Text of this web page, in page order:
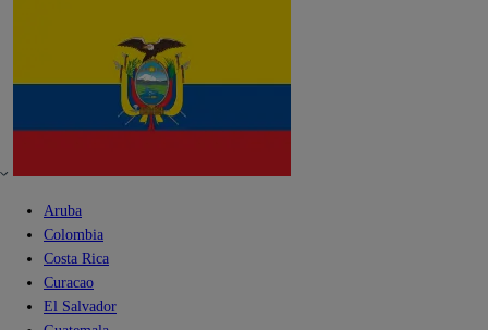
Aruba
Colombia
Costa Rica
Curacao
El Salvador